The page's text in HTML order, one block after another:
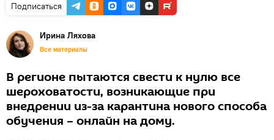
Подписаться
Ирина Ляхова
Все материалы
В регионе пытаются свести к нулю все
шероховатости, возникающие при
внедрении из-за карантина нового способа
обучения – онлайн на дому.